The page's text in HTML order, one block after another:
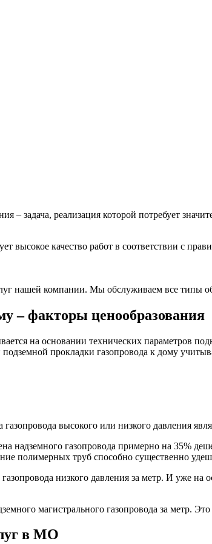
– задача, реализация которой потребует
высокое качество работ в соответствии с
нашей компании. Мы обслуживаем все типы
– факторы ценообразования
на основании технических параметров
прокладки газопровода к дому
высокого или низкого давления
надземного газопровода примерно на 35%
полимерных труб способно существенно
низкого давления за метр. И уже
магистрального газопровода за метр.
в МО